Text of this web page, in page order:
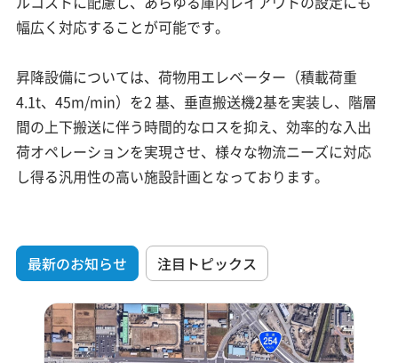
幅広く対応することが可能です。
昇降設備については、荷物用エレベーター（積載荷重
4.1t、45m/min）を2 基、垂直搬送機2基を実装し、階層
間の上下搬送に伴う時間的なロスを抑え、効率的な入出
荷オペレーションを実現させ、様々な物流ニーズに対応
し得る汎用性の高い施設計画となっております。
最新のお知らせ 注目トピックス